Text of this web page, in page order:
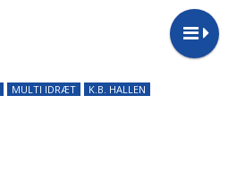
MULTI IDRÆT
K.B. HALLEN